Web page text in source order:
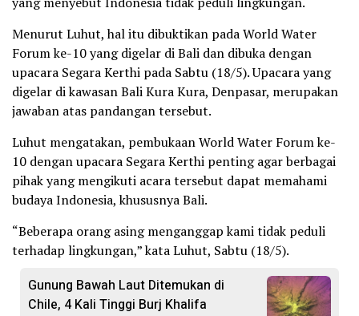
Menurut Luhut, hal itu dibuktikan pada World Water
Forum ke-10 yang digelar di Bali dan dibuka dengan
upacara Segara Kerthi pada Sabtu (18/5). Upacara yang
digelar di kawasan Bali Kura Kura, Denpasar, merupakan
jawaban atas pandangan tersebut.
Luhut mengatakan, pembukaan World Water Forum ke-
10 dengan upacara Segara Kerthi penting agar berbagai
pihak yang mengikuti acara tersebut dapat memahami
budaya Indonesia, khususnya Bali.
“Beberapa orang asing menganggap kami tidak peduli
terhadap lingkungan,” kata Luhut, Sabtu (18/5).
Gunung Bawah Laut Ditemukan di
Chile, 4 Kali Tinggi Burj Khalifa